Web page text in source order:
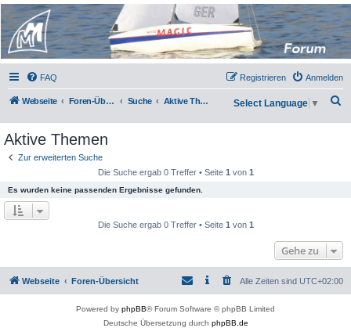
Micro Magic Forum
Deutschland
FAQ Anmelden
Registrieren
Webseite Foren-Übersicht Suche Aktive Themen Select Language ▼
Aktive Themen
Zur erweiterten Suche
Die Suche ergab 0 Treffer • Seite 1 von 1
Es wurden keine passenden Ergebnisse gefunden.
Die Suche ergab 0 Treffer • Seite 1 von 1
Gehe zu
Webseite Foren-Übersicht Alle Zeiten sind UTC+02:00
Powered by phpBB® Forum Software © phpBB Limited
Deutsche Übersetzung durch phpBB.de